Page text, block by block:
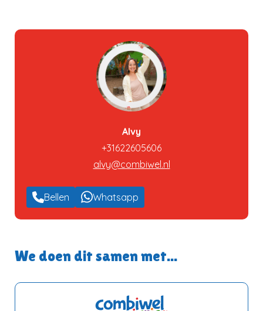
Alvy
+31622605606
alvy@combiwel.nl
Bellen Whatsapp
We doen dit samen met...